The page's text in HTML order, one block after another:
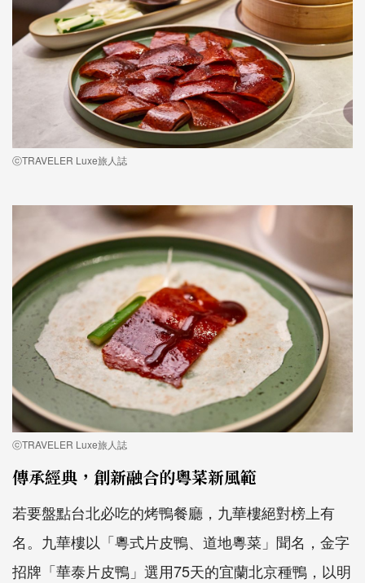
ⓒTRAVELER Luxe旅人誌
ⓒTRAVELER Luxe旅人誌
傳承經典，創新融合的粵菜新風範
若要盤點台北必吃的烤鴨餐廳，九華樓絕對榜上有
名。九華樓以「粵式片皮鴨、道地粵菜」聞名，金字
招牌「華泰片皮鴨」選用75天的宜蘭北京種鴨，以明